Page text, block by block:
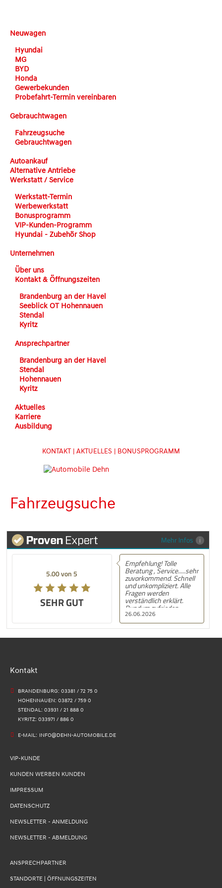
Neuwagen
Hyundai
MG
BYD
Honda
Gewerbekunden
Probefahrt-Termin vereinbaren
Gebrauchtwagen
Fahrzeugsuche
Gebrauchtwagen
Autoankauf
Alternative Antriebe
Werkstatt / Service
Werkstatt-Termin
Werbewerkstatt
Bonusprogramm
VIP-Kunden-Programm
Hyundai - Zubehör Shop
Unternehmen
Über uns
Kontakt & Öffnungszeiten
Brandenburg an der Havel
Seeblick OT Hohennauen
Stendal
Kyritz
Ansprechpartner
Brandenburg an der Havel
Stendal
Hohennauen
Kyritz
Aktuelles
Karriere
Ausbildung
KONTAKT | AKTUELLES | BONUSPROGRAMM
Fahrzeugsuche
Mehr Infos
5.00 von 5
SEHR GUT
26.06.2026
Empfehlung! Tolle
Beratung , Service.....sehr
zuvorkommend. Schnell
und unkompliziert. Alle
Fragen werden
verständlich erklärt.
Rundum zufrieden.
Kontakt
BRANDENBURG: 03381 / 72 75 0
HOHENNAUEN: 03872 / 759 0
STENDAL: 03931 / 21 888 0
KYRITZ: 033971 / 886 0
E-MAIL: INFO@DEHN-AUTOMOBILE.DE
VIP-KUNDE
KUNDEN WERBEN KUNDEN
IMPRESSUM
DATENSCHUTZ
NEWSLETTER - ANMELDUNG
NEWSLETTER - ABMELDUNG
ANSPRECHPARTNER
STANDORTE | ÖFFNUNGSZEITEN